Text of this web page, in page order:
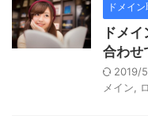
ドメイ
ドメ
合わせ
2019/
メイン